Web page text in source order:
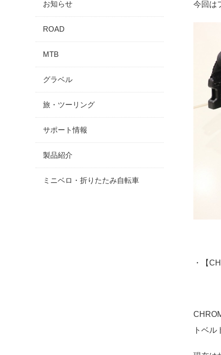
今回は
・【
トベ
お知らせ
ROAD
MTB
グラベル
旅・ツーリング
サポート情報
製品紹介
ミニベロ・折りたたみ自転車